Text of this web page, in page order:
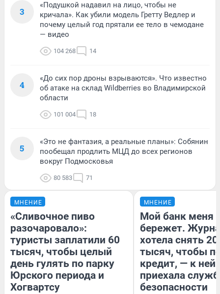
3
«Подушкой надавил на лицо, чтобы не
кричала». Как убили модель Гретту Ведлер и
почему целый год прятали ее тело в чемодане
— видео
104 268 14
4
«До сих пор дроны взрываются». Что известно
об атаке на склад Wildberries во Владимирской
области
101 004 18
5
«Это не фантазия, а реальные планы»: Собянин
пообещал продлить МЦД до всех регионов
вокруг Подмосковья
80 583 71
МНЕНИЕ
«Сливочное пиво
разочаровало»:
туристы заплатили 60
тысяч, чтобы целый
день гулять по парку
Юрского периода и
Хогвартсу
МНЕНИЕ
Мой банк меня
бережет.
хотела снять
тысяч, чтобы
кредит, — к
приехала
безопасности